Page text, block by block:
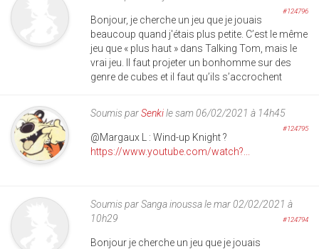
#124796
Bonjour, je cherche un jeu que je jouais
beaucoup quand j'étais plus petite. C’est le même
jeu que « plus haut » dans Talking Tom, mais le
vrai jeu. Il faut projeter un bonhomme sur des
genre de cubes et il faut qu’ils s’accrochent
Soumis parSenkile sam 06/02/2021 à 14h45
#124795
@Margaux L : Wind-up Knight ?
https://www.youtube.com/watch?...
Soumis parSanga inoussale mar 02/02/2021 à
10h29
#124794
Bonjour je cherche un jeu que je jouais